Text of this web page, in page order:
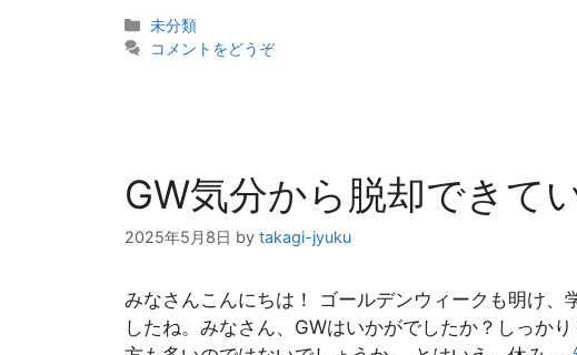
カ
テ
未分類
コメントをどうぞ
GW気分から脱却できて
2025年5月8日 by takagi-jyuku
みなさんこんにちは！ ゴールデンウィークも明け、
したね。みなさん、GWはいかがでしたか？しっか